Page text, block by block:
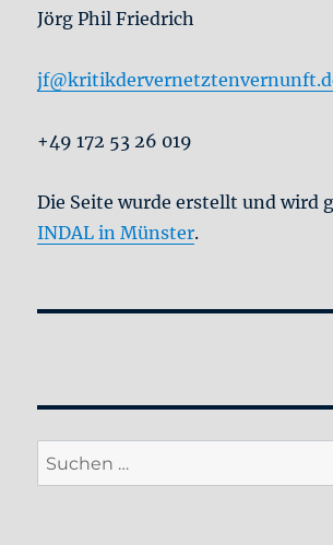
Jörg Phil Friedrich
+49 172 53 26 019
Die Seite wurde erstellt und wird
INDAL in Münster.
Suche
nach: